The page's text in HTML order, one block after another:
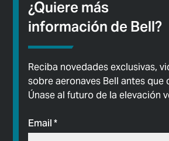
¿Quiere más
información de Bell?
Reciba novedades exclusivas,
sobre aeronaves Bell antes que
Únase al futuro de la elevación
Email *